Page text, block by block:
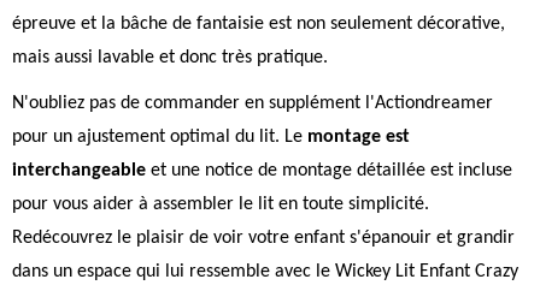
épreuve et la bâche de fantaisie est non seulement décorative,
mais aussi lavable et donc très pratique.
N'oubliez pas de commander en supplément l'Actiondreamer
pour un ajustement optimal du lit. Le montage est
interchangeable et une notice de montage détaillée est incluse
pour vous aider à assembler le lit en toute simplicité.
Redécouvrez le plaisir de voir votre enfant s'épanouir et grandir
dans un espace qui lui ressemble avec le Wickey Lit Enfant Crazy